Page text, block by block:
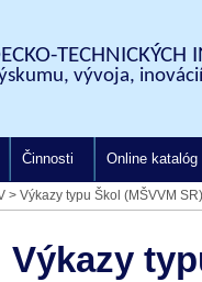
TECHNICKÝCH
vývoja,
Činnosti Online katalóg
> Výkazy typu Škol (MŠVVM SR)
Výkazy